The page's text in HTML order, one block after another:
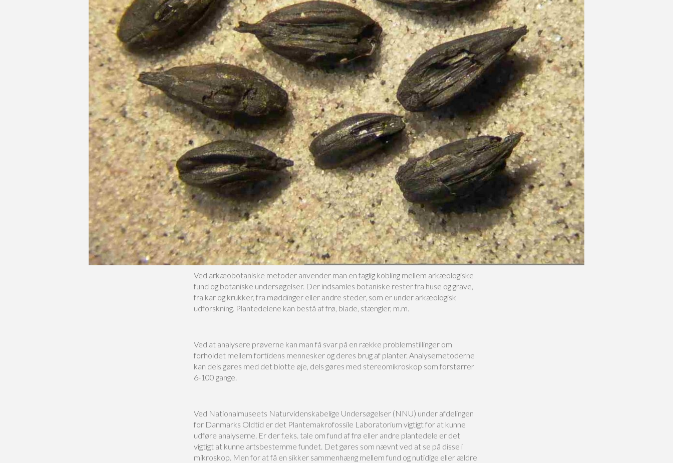
Ved arkæobotaniske metoder anvender man en faglig kobling mellem arkæologiske
fund og botaniske undersøgelser. Der indsamles botaniske rester fra huse og grave,
fra kar og krukker, fra møddinger eller andre steder, som er under arkæologisk
udforskning. Plantedelene kan bestå af frø, blade, stængler, m.m.
Ved at analysere prøverne kan man få svar på en række problemstillinger om
forholdet mellem fortidens mennesker og deres brug af planter. Analysemetoderne
kan dels gøres med det blotte øje, dels gøres med stereomikroskop som forstørrer
6-100 gange.
Ved Nationalmuseets Naturvidenskabelige Undersøgelser (NNU) under afdelingen
for Danmarks Oldtid er det Plantemakrofossile Laboratorium vigtigt for at kunne
udføre analyserne. Er der f.eks. tale om fund af frø eller andre plantedele er det
vigtigt at kunne artsbestemme fundet. Det gøres som nævnt ved at se på disse i
mikroskop. Men for at få en sikker sammenhæng mellem fund og nutidige eller ældre